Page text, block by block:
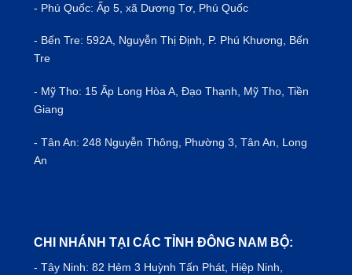
- Phú Quốc: Ấp 5, xã Dương Tơ, Phú Quốc
- Bến Tre: 592A, Nguyễn Thị Định, P. Phú Khương, Bến
Tre
- Mỹ Tho: 15 Ấp Long Hòa A, Đạo Thạnh, Mỹ Tho, Tiền
Giang
- Tân An: 248 Nguyễn Thông, Phường 3, Tân An, Long
An
CHI NHÁNH TẠI CÁC TỈNH ĐÔNG NAM BỘ:
- Tây Ninh: 82 Hẻm 3 Huỳnh Tấn Phát, Hiệp Ninh,